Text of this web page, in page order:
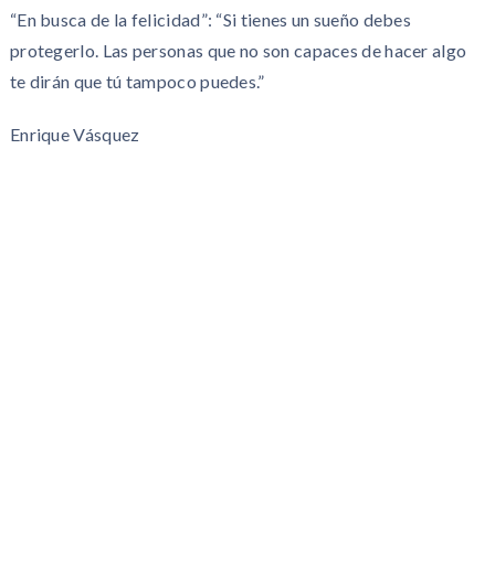
“En busca de la felicidad”: “Si tienes un sueño debes
protegerlo. Las personas que no son capaces de hacer algo
te dirán que tú tampoco puedes.”
Enrique Vásquez